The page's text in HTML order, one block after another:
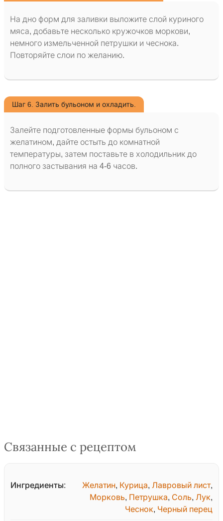
На дно форм для заливки выложите слой куриного
мяса, добавьте несколько кружочков моркови,
немного измельченной петрушки и чеснока.
Повторяйте слои по желанию.
Шаг 6. Залить бульоном и охладить.
Залейте подготовленные формы бульоном с
желатином, дайте остыть до комнатной
температуры, затем поставьте в холодильник до
полного застывания на 4-6 часов.
Связанные с рецептом
Ингредиенты: Желатин, Курица, Лавровый лист,
Морковь, Петрушка, Соль, Лук,
Чеснок, Черный перец